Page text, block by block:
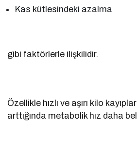
Kas kütlesindeki azalma
gibi faktörlerle ilişkilidir.
Özellikle hızlı ve aşırı kilo
arttığında metabolik hız daha